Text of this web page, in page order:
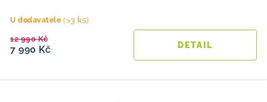
U dodavatele (>3 ks)
7 990 Kč
12 990 Kč